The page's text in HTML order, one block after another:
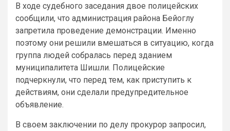
В ходе судебного заседания двое полицейских
сообщили, что администрация района Бейоглу
запретила проведение демонстрации. Именно
поэтому они решили вмешаться в ситуацию, когда
группа людей собралась перед зданием
муниципалитета Шишли. Полицейские
подчеркнули, что перед тем, как приступить к
действиям, они сделали предупредительное
объявление.
В своем заключении по делу прокурор запросил,